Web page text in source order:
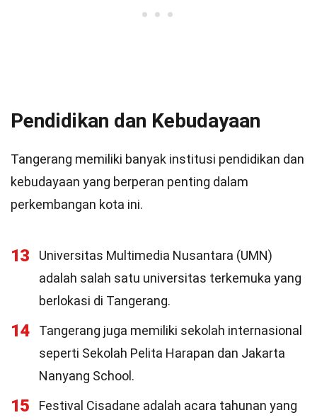
Pendidikan dan Kebudayaan
Tangerang memiliki banyak institusi pendidikan dan
kebudayaan yang berperan penting dalam
perkembangan kota ini.
13
Universitas Multimedia Nusantara (UMN)
adalah salah satu universitas terkemuka yang
berlokasi di Tangerang.
14
Tangerang juga memiliki sekolah internasional
seperti Sekolah Pelita Harapan dan Jakarta
Nanyang School.
15
Festival Cisadane adalah acara tahunan yang